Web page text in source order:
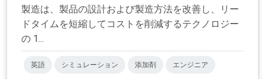
製造は、製品の設計および製造方法を改善し、リー
ドタイムを短縮してコストを削減するテクノロジー
の 1...
英語 シミュレーション 添加剤 エンジニア